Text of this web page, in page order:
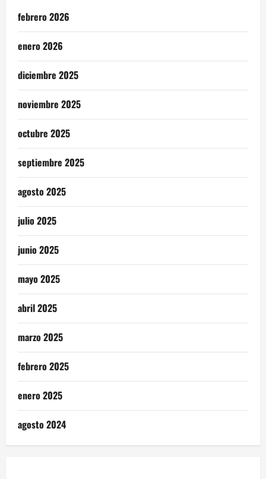
febrero 2026
enero 2026
diciembre 2025
noviembre 2025
octubre 2025
septiembre 2025
agosto 2025
julio 2025
junio 2025
mayo 2025
abril 2025
marzo 2025
febrero 2025
enero 2025
agosto 2024